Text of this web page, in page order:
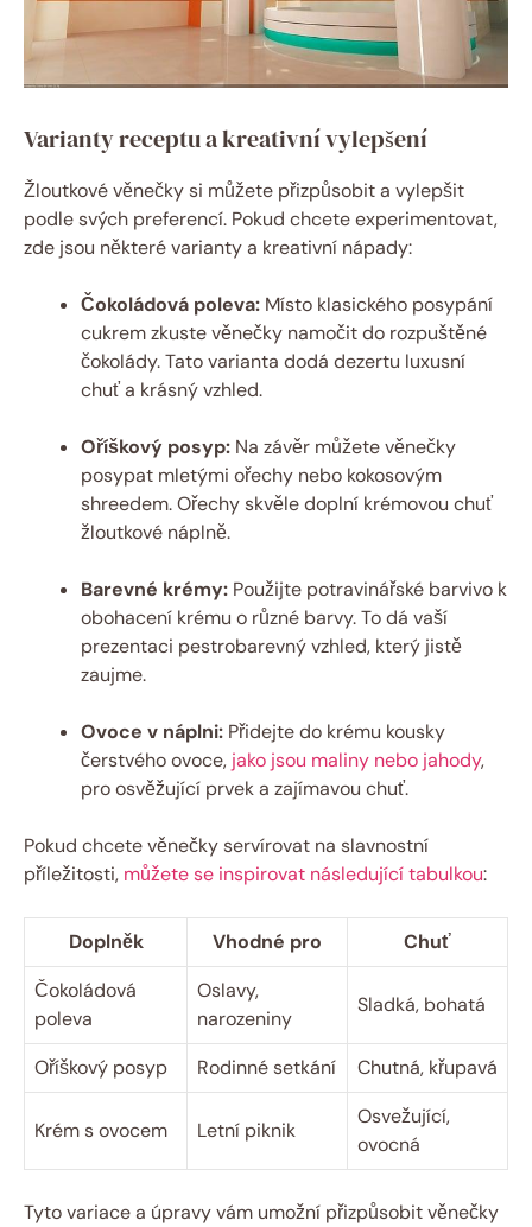
Varianty receptu a kreativní vylepšení
Žloutkové věnečky si můžete přizpůsobit a vylepšit
podle svých preferencí. Pokud chcete experimentovat,
zde jsou některé varianty a kreativní nápady:
Čokoládová poleva: Místo klasického posypání
cukrem zkuste věnečky namočit do rozpuštěné
čokolády. Tato varianta dodá dezertu luxusní
chuť a krásný vzhled.
Oříškový posyp: Na závěr můžete věnečky
posypat mletými ořechy nebo kokosovým
shreedem. Ořechy skvěle doplní krémovou chuť
žloutkové náplně.
Barevné krémy: Použijte potravinářské barvivo k
obohacení krému o různé barvy. To dá vaší
prezentaci pestrobarevný vzhled, který jistě
zaujme.
Ovoce v náplni: Přidejte do krému kousky
čerstvého ovoce, jako jsou maliny nebo jahody,
pro osvěžující prvek a zajímavou chuť.
Pokud chcete věnečky servírovat na slavnostní
příležitosti, můžete se inspirovat následující tabulkou:
Doplněk Vhodné pro
Chuť
Čokoládová
poleva
Oslavy,
narozeniny
Sladká, bohatá
Oříškový posyp Rodinné setkání Chutná, křupavá
Krém s ovocem Letní piknik
Osvežující,
ovocná
Tyto variace a úpravy vám umožní přizpůsobit věnečky